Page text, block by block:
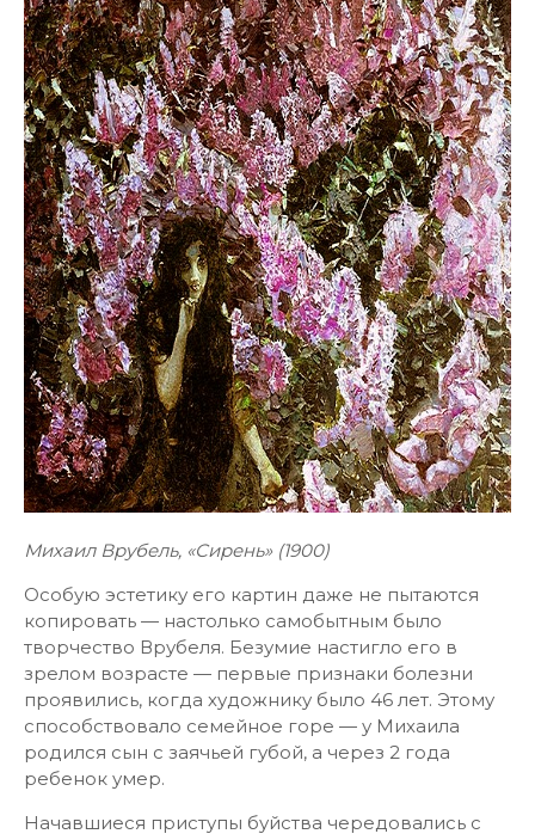
Михаил Врубель, «Сирень» (1900)
Особую эстетику его картин даже не пытаются
копировать — настолько самобытным было
творчество Врубеля. Безумие настигло его в
зрелом возрасте — первые признаки болезни
проявились, когда художнику было 46 лет. Этому
способствовало семейное горе — у Михаила
родился сын с заячьей губой, а через 2 года
ребенок умер.
Начавшиеся приступы буйства чередовались с